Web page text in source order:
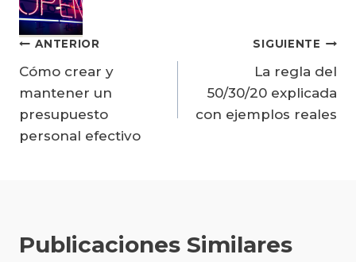
Navegación
de
entradas
ANTERIOR
Cómo crear y
mantener un
presupuesto
personal efectivo
SIGUIENTE
La regla del
50/30/20 explicada
con ejemplos reales
Publicaciones Similares